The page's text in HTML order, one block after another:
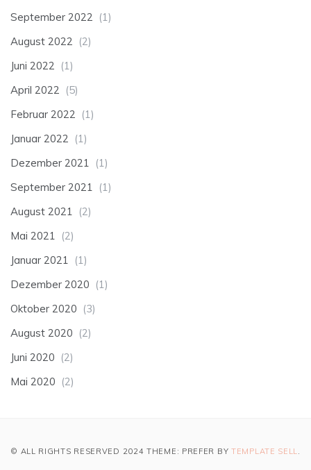
September 2022 (1)
August 2022 (2)
Juni 2022 (1)
April 2022 (5)
Februar 2022 (1)
Januar 2022 (1)
Dezember 2021 (1)
September 2021 (1)
August 2021 (2)
Mai 2021 (2)
Januar 2021 (1)
Dezember 2020 (1)
Oktober 2020 (3)
August 2020 (2)
Juni 2020 (2)
Mai 2020 (2)
© ALL RIGHTS RESERVED 2024 THEME: PREFER BY TEMPLATE SELL.